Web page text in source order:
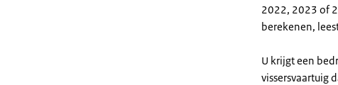
2022, 2023 of
berekenen,
U krijgt een
vissersvaartuig